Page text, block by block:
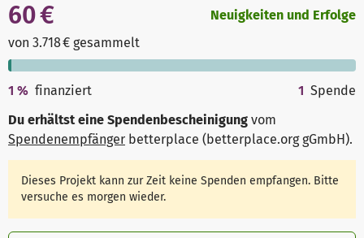
60 €
von 3.718 € gesammelt
Neuigkeiten und Erfolge
1 % finanziert 1 Spende
Du erhältst eine Spendenbescheinigung vom
Spendenempfänger betterplace (betterplace.org gGmbH).
Dieses Projekt kann zur Zeit keine Spenden empfangen. Bitte
versuche es morgen wieder.